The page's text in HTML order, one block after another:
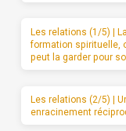
Les relations (1/5) | La
formation spirituelle,
peut la garder pour
Les relations (2/5) |
enracinement